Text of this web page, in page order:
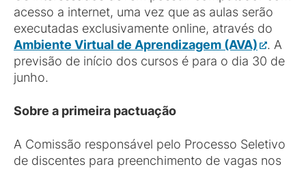
acesso a internet, uma vez que as aulas serão
executadas exclusivamente online, através do
Ambiente Virtual de Aprendizagem (AVA)
. A
previsão de início dos cursos é para o dia 30 de
junho.
Sobre a primeira pactuação
A Comissão responsável pelo Processo Seletivo
de discentes para preenchimento de vagas nos